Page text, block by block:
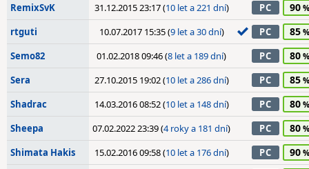
RemixSvK 31.12.2015 23:17 (10 let a 221 dní) PC 90
rtguti 10.07.2017 15:35 (9 let a 30 dní) PC 85
Semo82 01.02.2018 09:46 (8 let a 189 dní) PC 80
Sera 27.10.2015 19:02 (10 let a 286 dní) PC 85
Shadrac 14.03.2016 08:52 (10 let a 148 dní) PC 80
Sheepa 07.02.2022 23:39 (4 roky a 181 dní) PC 80
Shimata Hakis 15.02.2016 09:58 (10 let a 176 dní) PC 90